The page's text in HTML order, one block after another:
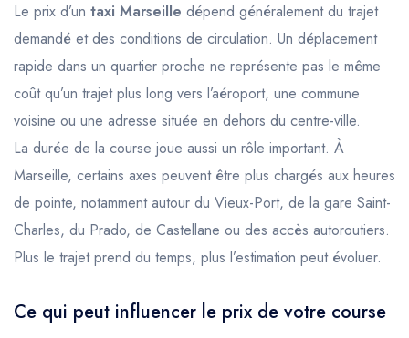
Le prix d’un taxi Marseille dépend généralement du trajet
demandé et des conditions de circulation. Un déplacement
rapide dans un quartier proche ne représente pas le même
coût qu’un trajet plus long vers l’aéroport, une commune
voisine ou une adresse située en dehors du centre-ville.
La durée de la course joue aussi un rôle important. À
Marseille, certains axes peuvent être plus chargés aux heures
de pointe, notamment autour du Vieux-Port, de la gare Saint-
Charles, du Prado, de Castellane ou des accès autoroutiers.
Plus le trajet prend du temps, plus l’estimation peut évoluer.
Ce qui peut influencer le prix de votre course